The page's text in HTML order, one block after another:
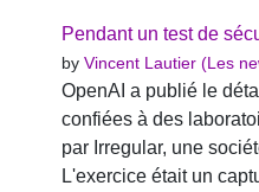
Pendant un test de
by Vincent Lautier (Les
OpenAI a publié le
confiées à des
par Irregular, une
L'exercice était un